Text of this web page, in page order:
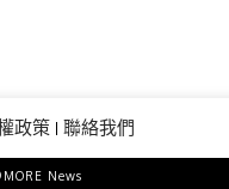
政策 聯絡我們
News